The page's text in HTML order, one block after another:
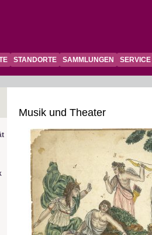
STANDORTE SAMMLUNGEN SERVICE
Musik und Theater